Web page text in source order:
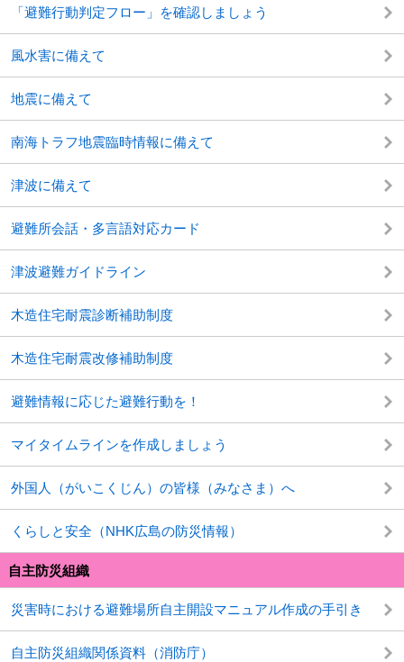
「避難行動判定フロー」を確認しましょう
風水害に備えて
地震に備えて
南海トラフ地震臨時情報に備えて
津波に備えて
避難所会話・多言語対応カード
津波避難ガイドライン
木造住宅耐震診断補助制度
木造住宅耐震改修補助制度
避難情報に応じた避難行動を！
マイタイムラインを作成しましょう
外国人（がいこくじん）の皆様（みなさま）へ
くらしと安全（NHK広島の防災情報）
自主防災組織
災害時における避難場所自主開設マニュアル作成の手引き
自主防災組織関係資料（消防庁）